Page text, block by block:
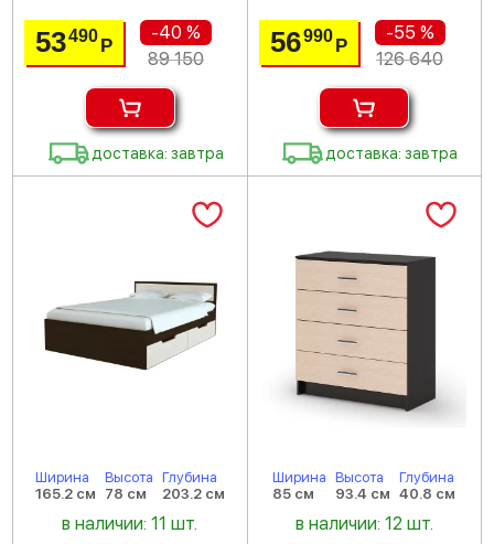
53490Р
-40 %
89 150
доставка: завтра
56990 Р
-55 %
126 640
доставка: завтра
Ширина
165.2 см
Высота
78 см
Глубина
203.2 см
в наличии: 11 шт.
Ширина
85 см
Высота
93.4 см
Глубина
40.8 см
в наличии: 12 шт.